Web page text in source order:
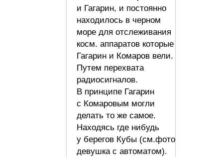
и Гагарин, и постоянно
находилось в черном
море для отслеживания
косм. аппаратов которые
Гагарин и Комаров вели.
Путем перехвата
радиосигналов.
В принципе Гагарин
с Комаровым могли
делать то же самое.
Находясь где нибудь
у берегов Кубы (см.фото
девушка с автоматом).